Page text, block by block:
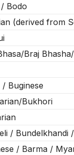
Bodo
(derived from
Braj
/ Buginese
Bukhori
/ Bundelkhandi
/ Barma /